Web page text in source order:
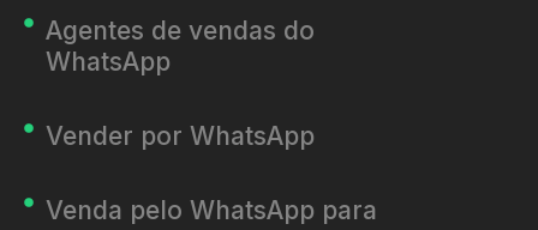
Agentes de vendas do
WhatsApp
Vender por WhatsApp
Venda pelo WhatsApp para